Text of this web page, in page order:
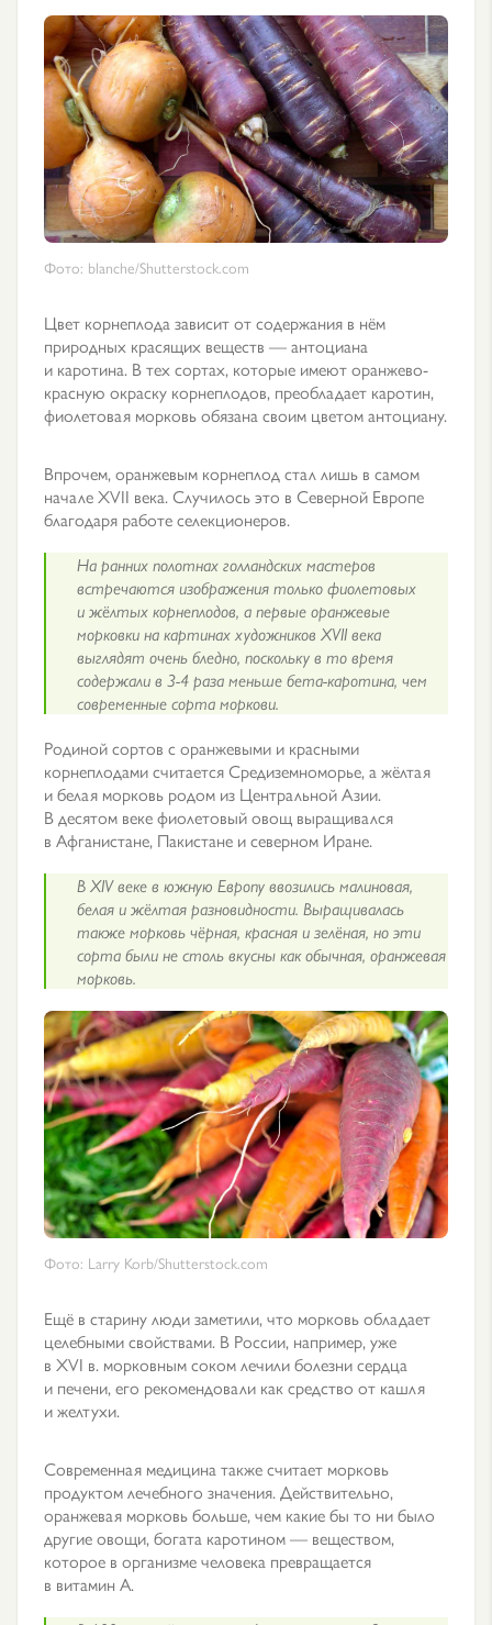
Фото: blanche/Shutterstock.com
Цвет корнеплода зависит от содержания в нём
природных красящих веществ — антоциана
и каротина. В тех сортах, которые имеют оранжево-
красную окраску корнеплодов, преобладает каротин,
фиолетовая морковь обязана своим цветом антоциану.
Впрочем, оранжевым корнеплод стал лишь в самом
начале XVII века. Случилось это в Северной Европе
благодаря работе селекционеров.
На ранних полотнах голландских мастеров
встречаются изображения только фиолетовых
и жёлтых корнеплодов, а первые оранжевые
морковки на картинах художников XVII века
выглядят очень бледно, поскольку в то время
содержали в 3-4 раза меньше бета-каротина, чем
современные сорта моркови.
Родиной сортов с оранжевыми и красными
корнеплодами считается Средиземноморье, а жёлтая
и белая морковь родом из Центральной Азии.
В десятом веке фиолетовый овощ выращивался
в Афганистане, Пакистане и северном Иране.
В XIV веке в южную Европу ввозились малиновая,
белая и жёлтая разновидности. Выращивалась
также морковь чёрная, красная и зелёная, но эти
сорта были не столь вкусны как обычная, оранжевая
морковь.
Фото: Larry Korb/Shutterstock.com
Ещё в старину люди заметили, что морковь обладает
целебными свойствами. В России, например, уже
в XVI в. морковным соком лечили болезни сердца
и печени, его рекомендовали как средство от кашля
и желтухи.
Современная медицина также считает морковь
продуктом лечебного значения. Действительно,
оранжевая морковь больше, чем какие бы то ни было
другие овощи, богата каротином — веществом,
которое в организме человека превращается
в витамин А.